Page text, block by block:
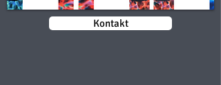
Kontakt